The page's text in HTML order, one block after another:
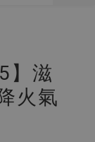
金
即了解
】滋
火氣